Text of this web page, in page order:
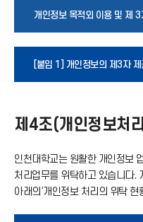
개인정보 목적외 이용 및 제 3
[붙임 1] 개인정보의 제3자
제4조(개인정보처
인천대학교는 원활한 개인정보
처리업무를 위탁하고 있습니다.
아래의‘개인정보 처리의 위탁